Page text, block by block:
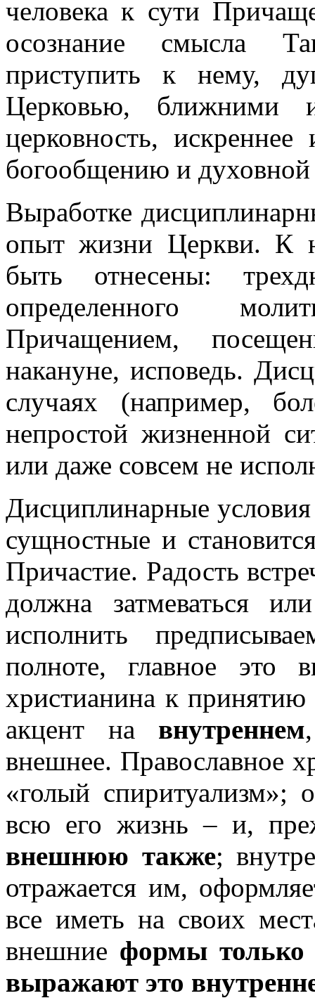
человека к сути
осознание смысла
приступить к нему,
Церковью, ближними
церковность, искреннее
богообщению и
Выработке
опыт жизни Церкви. К
быть отнесены:
определенного
Причащением,
накануне, исповедь.
случаях (например,
непростой жизненной
или даже совсем не
Дисциплинарные
сущностные и
Причастие. Радость
должна затмеваться
исполнить
полноте, главное это
христианина к
акцент на внутреннем
внешнее. Православное
«голый спиритуализм»;
всю его жизнь – и,
внешнюю также;
отражается им,
все иметь на своих
внешние формы только
выражают это